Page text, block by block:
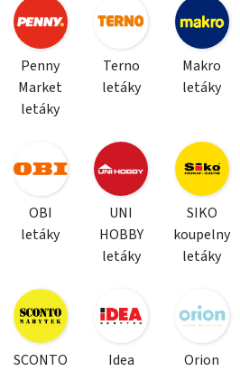
Penny
Market
letáky
Terno
letáky
Makro
letáky
OBI
letáky
UNI
HOBBY
letáky
SIKO
koupelny
letáky
SCONTO
Idea
Orion